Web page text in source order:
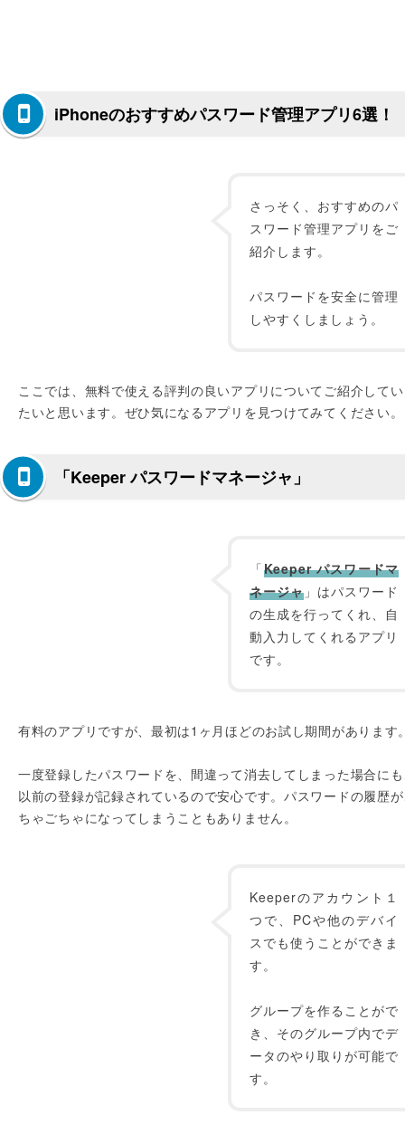
iPhoneのおすすめパスワード管理アプリ6選！
さっそく、おすすめのパ
スワード管理アプリをご
紹介します。
パスワードを安全に管理
しやすくしましょう。
ここでは、無料で使える評判の良いアプリについてご紹介して
たいと思います。ぜひ気になるアプリを見つけてみてください。
「Keeper パスワードマネージャ」
「Keeper パスワードマ
ネージャ 」はパスワード
の生成を行ってくれ、自
動入力してくれるアプリ
です。
有料のアプリですが、最初は1ヶ月ほどのお試し期間があります
一度登録したパスワードを、間違って消去してしまった場合に
以前の登録が記録されているので安心です。パスワードの履歴
ちゃごちゃになってしまうこともありません。
Keeperのアカウント１
つで、PCや他のデバイ
スでも使うことができま
す。
グループを作ることがで
き、そのグループ内でデ
ータのやり取りが可能で
す。